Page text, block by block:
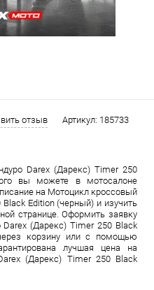
отзыв Артикул: 185733
Darex (Дарекс) Timer 250
вы можете в мотосалоне
на Мотоцикл кроссовый
Edition (черный) и изучить
странице. Оформить заявку
(Дарекс) Timer 250 Black
корзину или с помощью
лучшая цена на
(Дарекс) Timer 250 Black